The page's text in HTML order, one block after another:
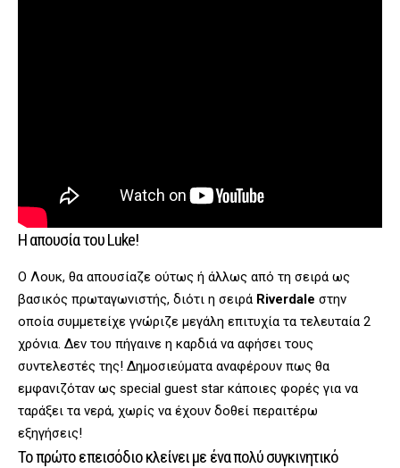
Η απουσία του Luke!
Ο Λουκ, θα απουσίαζε ούτως ή άλλως από τη σειρά ως
βασικός πρωταγωνιστής, διότι η σειρά Riverdale στην
οποία συμμετείχε γνώριζε μεγάλη επιτυχία τα τελευταία 2
χρόνια. Δεν του πήγαινε η καρδιά να αφήσει τους
συντελεστές της! Δημοσιεύματα αναφέρουν πως θα
εμφανιζόταν ως special guest star κάποιες φορές για να
ταράξει τα νερά, χωρίς να έχουν δοθεί περαιτέρω
εξηγήσεις!
Το πρώτο επεισόδιο κλείνει με ένα πολύ συγκινητικό